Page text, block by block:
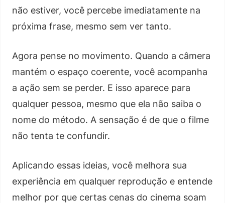
não estiver, você percebe imediatamente na
próxima frase, mesmo sem ver tanto.
Agora pense no movimento. Quando a câmera
mantém o espaço coerente, você acompanha
a ação sem se perder. E isso aparece para
qualquer pessoa, mesmo que ela não saiba o
nome do método. A sensação é de que o filme
não tenta te confundir.
Aplicando essas ideias, você melhora sua
experiência em qualquer reprodução e entende
melhor por que certas cenas do cinema soam